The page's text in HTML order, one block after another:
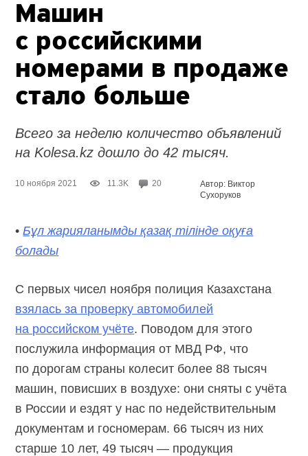
Машин
с российскими
номерами в продаже
стало больше
Всего за неделю количество объявлений
на Kolesa.kz дошло до 42 тысяч.
10 ноября 2021 11.3K 20
Автор: Виктор
Сухоруков
•Бұл жарияланымды қазақ тілінде оқуға
болады
С первых чисел ноября полиция Казахстана
взялась за проверку автомобилей
на российском учёте. Поводом для этого
послужила информация от МВД РФ, что
по дорогам страны колесит более 88 тысяч
машин, повисших в воздухе: они сняты с учёта
в России и ездят у нас по недействительным
документам и госномерам. 66 тысяч из них
старше 10 лет, 49 тысяч — продукция